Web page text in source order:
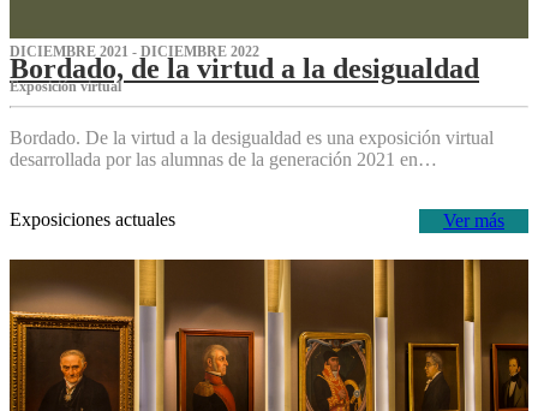
DICIEMBRE 2021 - DICIEMBRE 2022
Bordado, de la virtud a la desigualdad
Exposición virtual‌
Bordado. De la virtud a la desigualdad es una exposición virtual
desarrollada por las alumnas de la generación 2021 en…
Ver más
Exposiciones actuales